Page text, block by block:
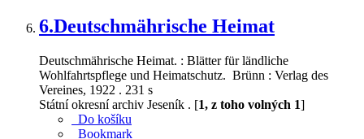
6.Deutschmährische Heimat
Deutschmährische Heimat. : Blätter für ländliche
Wohlfahrtspflege und Heimatschutz. Brünn : Verlag des
Vereines, 1922 . 231 s
Státní okresní archiv Jeseník . [1, z toho volných 1]
Do košíku
Bookmark